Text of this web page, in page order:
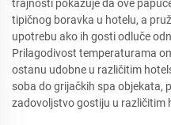
trajnosti pokazuje da ove
tipičnog boravka u hotelu, a
upotrebu ako ih gosti odluče
Prilagodivost temperaturama
ostanu udobne u različitim
soba do grijačkih spa objekata,
zadovoljstvo gostiju u različitim